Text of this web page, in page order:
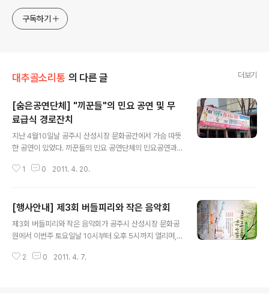
구독하기
대추골소리통 의 다른 글 더보기
[숨은공연단체] "끼꾼들"의 민요 공연 및 무
료급식 경로잔치
지난 4월10일날 공주시 산성시장 문화공간에서 가슴 따뜻
한 공연이 있었다. 끼꾼들의 민요 공연단체의 민요공연과
하루를 보냈다. "끼꾼들"은 민요공연 단체로서 7년전부터
로 활동하고 있다.
1 0 2011. 4. 20.
[행사안내] 제3회 버들피리와 작은 음악회
제3회 버들피리와 작은 음악회가 공주시 산성시장 문화공
원에서 이번주 토요일날 10시부터 오후 5시까지 열리며,
살린 전통 생활문화의 전승 및 발굴하고 체험 행사를 통한
2 0 2011. 4. 7.